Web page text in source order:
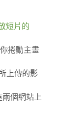
短片的
捲動主畫
上傳的影
個網站上